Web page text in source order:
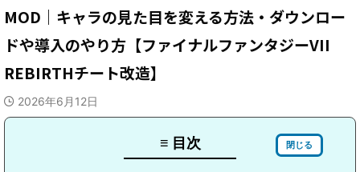
MOD｜キャラの見た目を変える方法・ダウンロー
ドや導入のやり方【ファイナルファンタジーVII
REBIRTHチート改造】
2026年6月12日
≡ 目次 閉じる